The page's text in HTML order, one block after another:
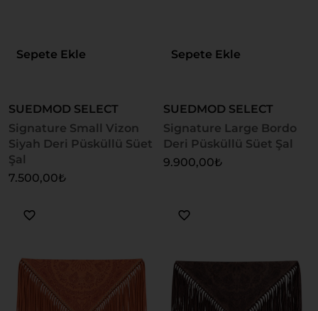
Sepete Ekle
SUEDMOD SELECT
Signature Small Vizon
Siyah Deri Püsküllü Süet
Şal
7.500,00₺
Sepete Ekle
SUEDMOD SELECT
Signature Large Bordo
Deri Püsküllü Süet Şal
9.900,00₺